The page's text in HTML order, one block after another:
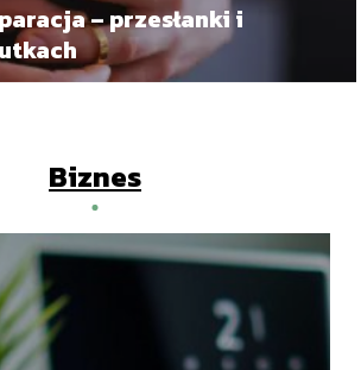
– przesłanki i
Biznes